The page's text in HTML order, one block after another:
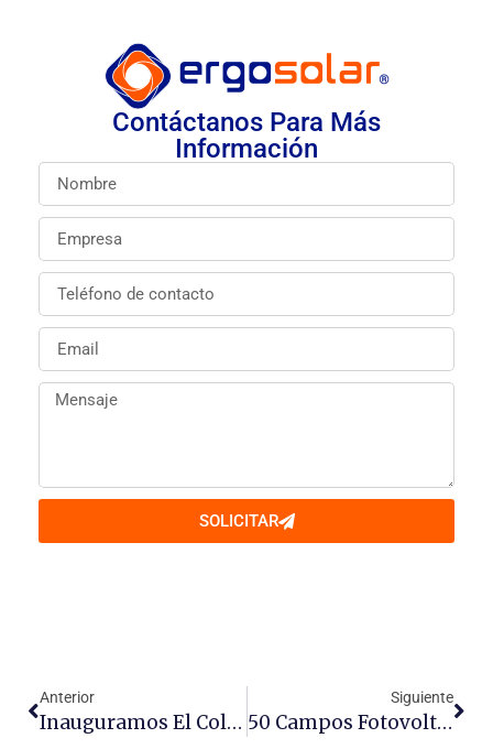
Contáctanos Para Más
Información
SOLICITAR
Anterior
Inauguramos El Colegio Lasallista Solar Más Grande Del Centro Y Sureste De México.
Siguiente
50 Campos Fotovoltaicos Comerciales A Gran Escala En La República Mexicana